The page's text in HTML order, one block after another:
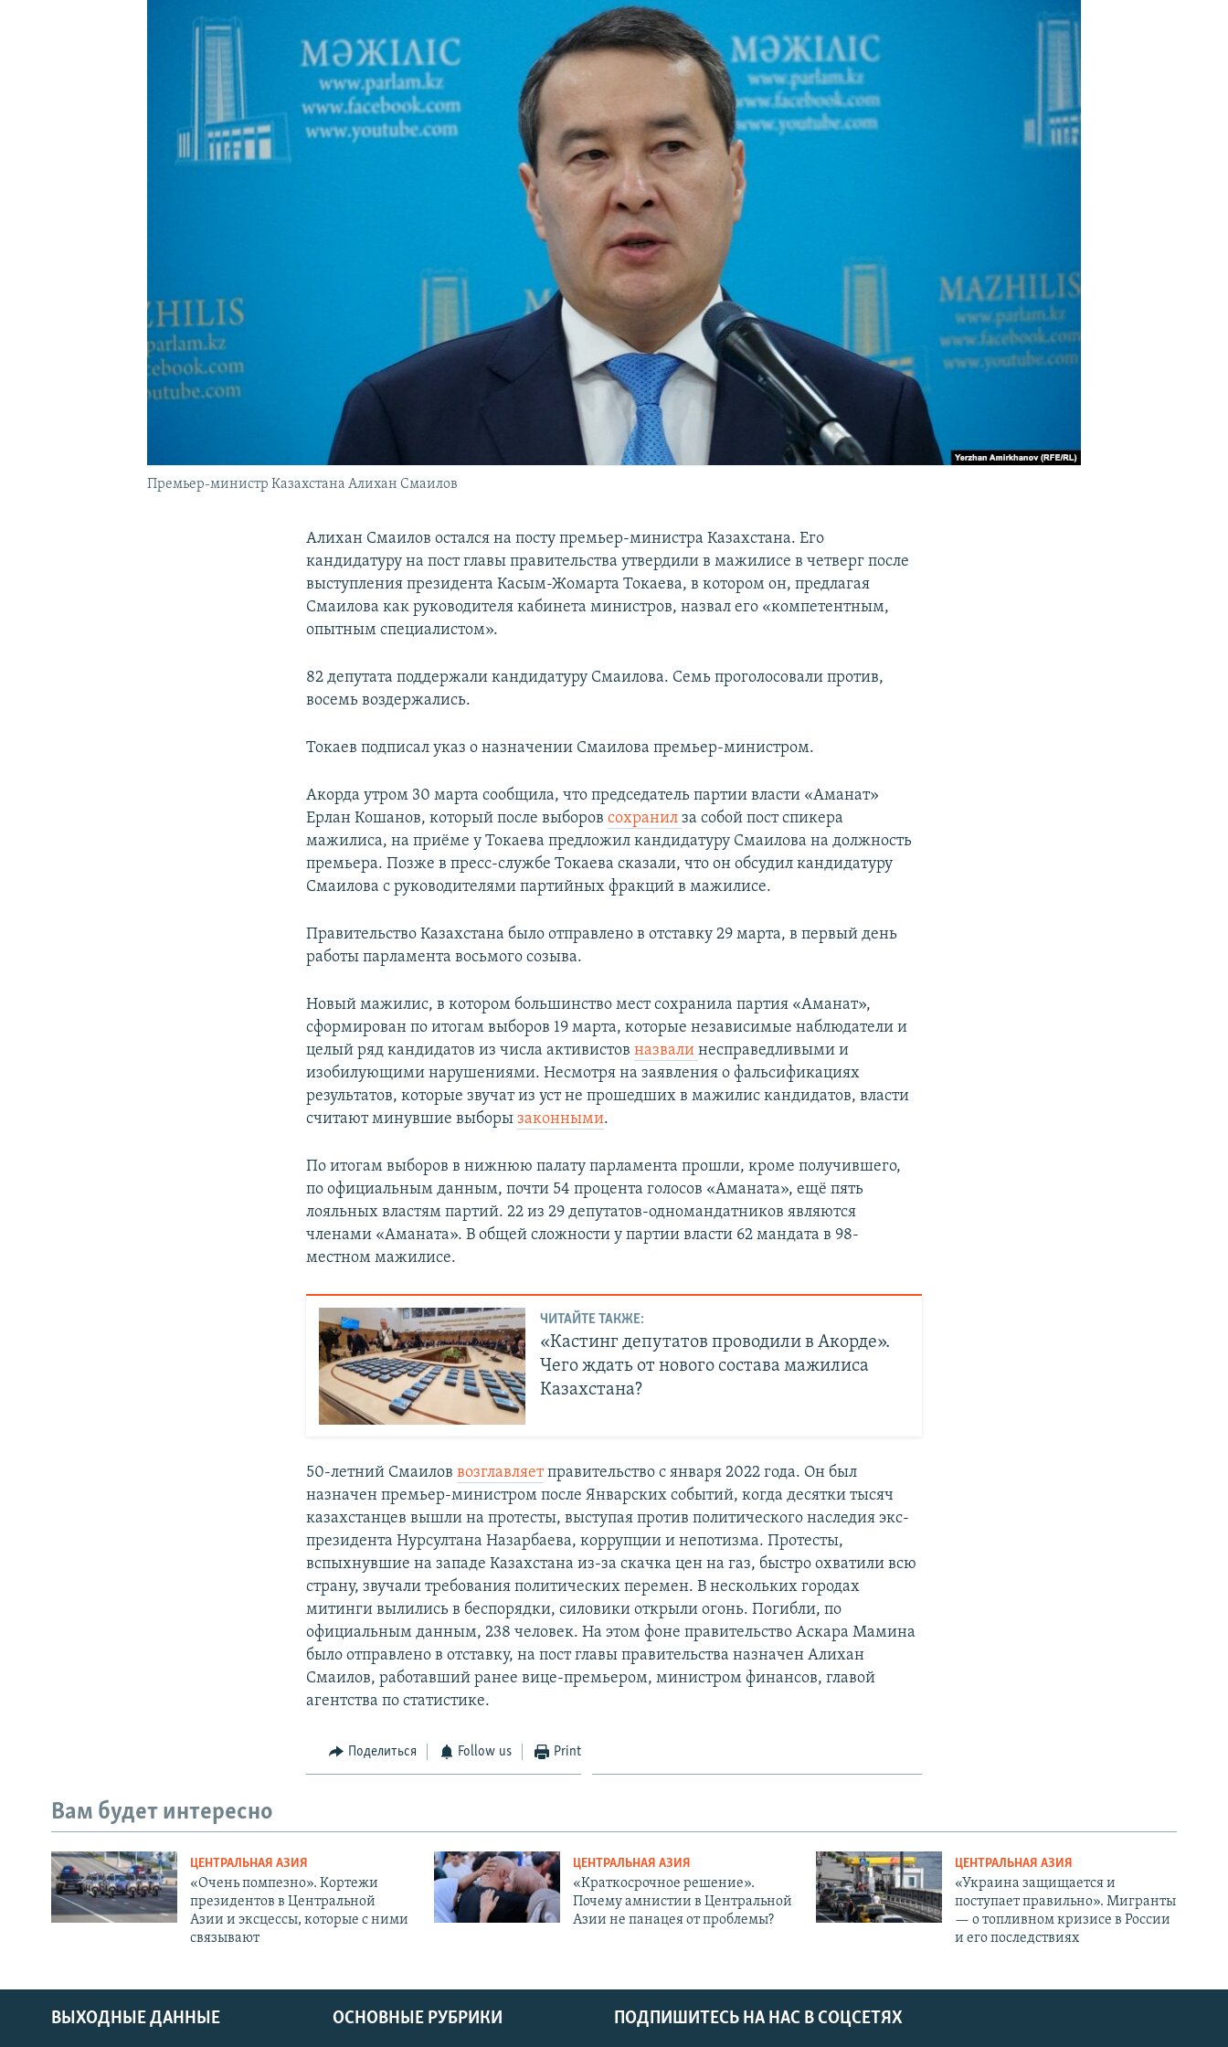
Премьер-министр Казахстана Алихан Смаилов
Алихан Смаилов остался на посту премьер-министра Казахстана. Его
кандидатуру на пост главы правительства утвердили в мажилисе в четверг после
выступления президента Касым-Жомарта Токаева, в котором он, предлагая
Смаилова как руководителя кабинета министров, назвал его «компетентным,
опытным специалистом».
82 депутата поддержали кандидатуру Смаилова. Семь проголосовали против,
восемь воздержались.
Токаев подписал указ о назначении Смаилова премьер-министром.
Акорда утром 30 марта сообщила, что председатель партии власти «Аманат»
Ерлан Кошанов, который после выборовсохранилза собой пост спикера
мажилиса, на приёме у Токаева предложил кандидатуру Смаилова на должность
премьера. Позже в пресс-службе Токаева сказали, что он обсудил кандидатуру
Смаилова с руководителями партийных фракций в мажилисе.
Правительство Казахстана было отправлено в отставку 29 марта, в первый день
работы парламента восьмого созыва.
Новый мажилис, в котором большинство мест сохранила партия «Аманат»,
сформирован по итогам выборов 19 марта, которые независимые наблюдатели и
целый ряд кандидатов из числа активистовназвалинесправедливыми и
изобилующими нарушениями. Несмотря на заявления о фальсификациях
результатов, которые звучат из уст не прошедших в мажилис кандидатов, власти
считают минувшие выборызаконными.
По итогам выборов в нижнюю палату парламента прошли, кроме получившего,
по официальным данным, почти 54 процента голосов «Аманата», ещё пять
лояльных властям партий. 22 из 29 депутатов-одномандатников являются
членами «Аманата». В общей сложности у партии власти 62 мандата в 98-
местном мажилисе.
ЧИТАЙТЕ ТАКЖЕ:
«Кастинг депутатов проводили в Акорде».
Чего ждать от нового состава мажилиса
Казахстана?
50-летний Смаиловвозглавляетправительство с января 2022 года. Он был
назначен премьер-министром после Январских событий, когда десятки тысяч
казахстанцев вышли на протесты, выступая против политического наследия экс-
президента Нурсултана Назарбаева, коррупции и непотизма. Протесты,
вспыхнувшие на западе Казахстана из-за скачка цен на газ, быстро охватили всю
страну, звучали требования политических перемен. В нескольких городах
митинги вылились в беспорядки, силовики открыли огонь. Погибли, по
официальным данным, 238 человек. На этом фоне правительство Аскара Мамина
было отправлено в отставку, на пост главы правительства назначен Алихан
Смаилов, работавший ранее вице-премьером, министром финансов, главой
агентства по статистике.
Поделиться Follow us Print
Вам будет интересно
ЦЕНТРАЛЬНАЯ АЗИЯ
«Очень помпезно». Кортежи
президентов в Центральной
Азии и эксцессы, которые с ними
связывают
ЦЕНТРАЛЬНАЯ АЗИЯ
«Краткосрочное решение».
Почему амнистии в Центральной
Азии не панацея от проблемы?
ЦЕНТРАЛЬНАЯ АЗИЯ
«Украина защищается и
поступает правильно». Мигранты
— о топливном кризисе в России
и его последствиях
ПОДПИШИТЕСЬ НА НАС В СОЦСЕТЯХ
ВЫХОДНЫЕ ДАННЫЕ ОСНОВНЫЕ РУБРИКИ